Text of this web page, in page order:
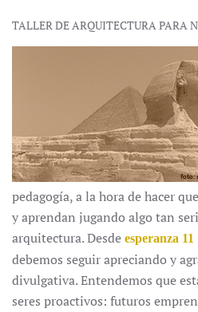
TALLER DE ARQUITECTURA PARA
pedagogía, a la hora de hacer
y aprendan jugando algo tan
arquitectura. Desde esperanza 11
debemos seguir apreciando y
divulgativa. Entendemos que
seres proactivos: futuros